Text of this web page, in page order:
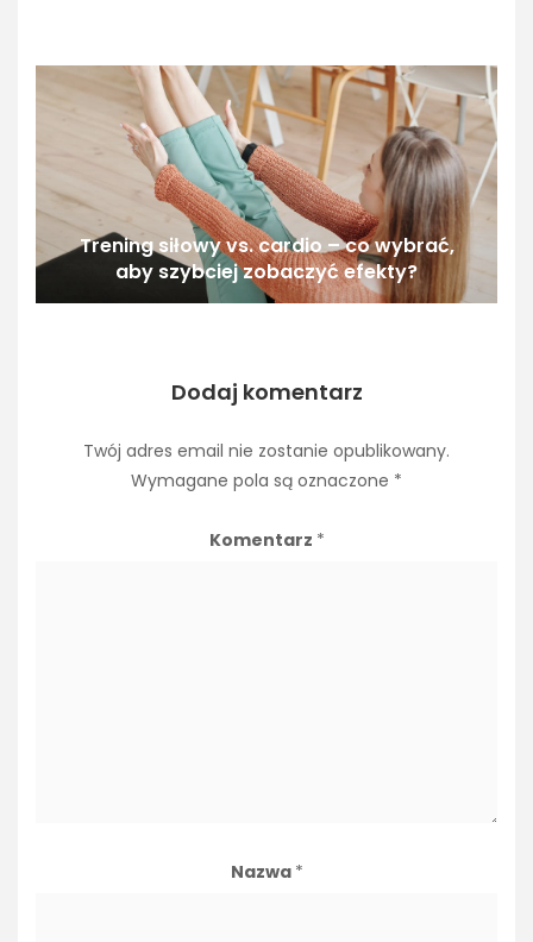
Trening siłowy vs. cardio – co wybrać,
aby szybciej zobaczyć efekty?
Dodaj komentarz
Twój adres email nie zostanie opublikowany.
Wymagane pola są oznaczone *
Komentarz *
Nazwa *